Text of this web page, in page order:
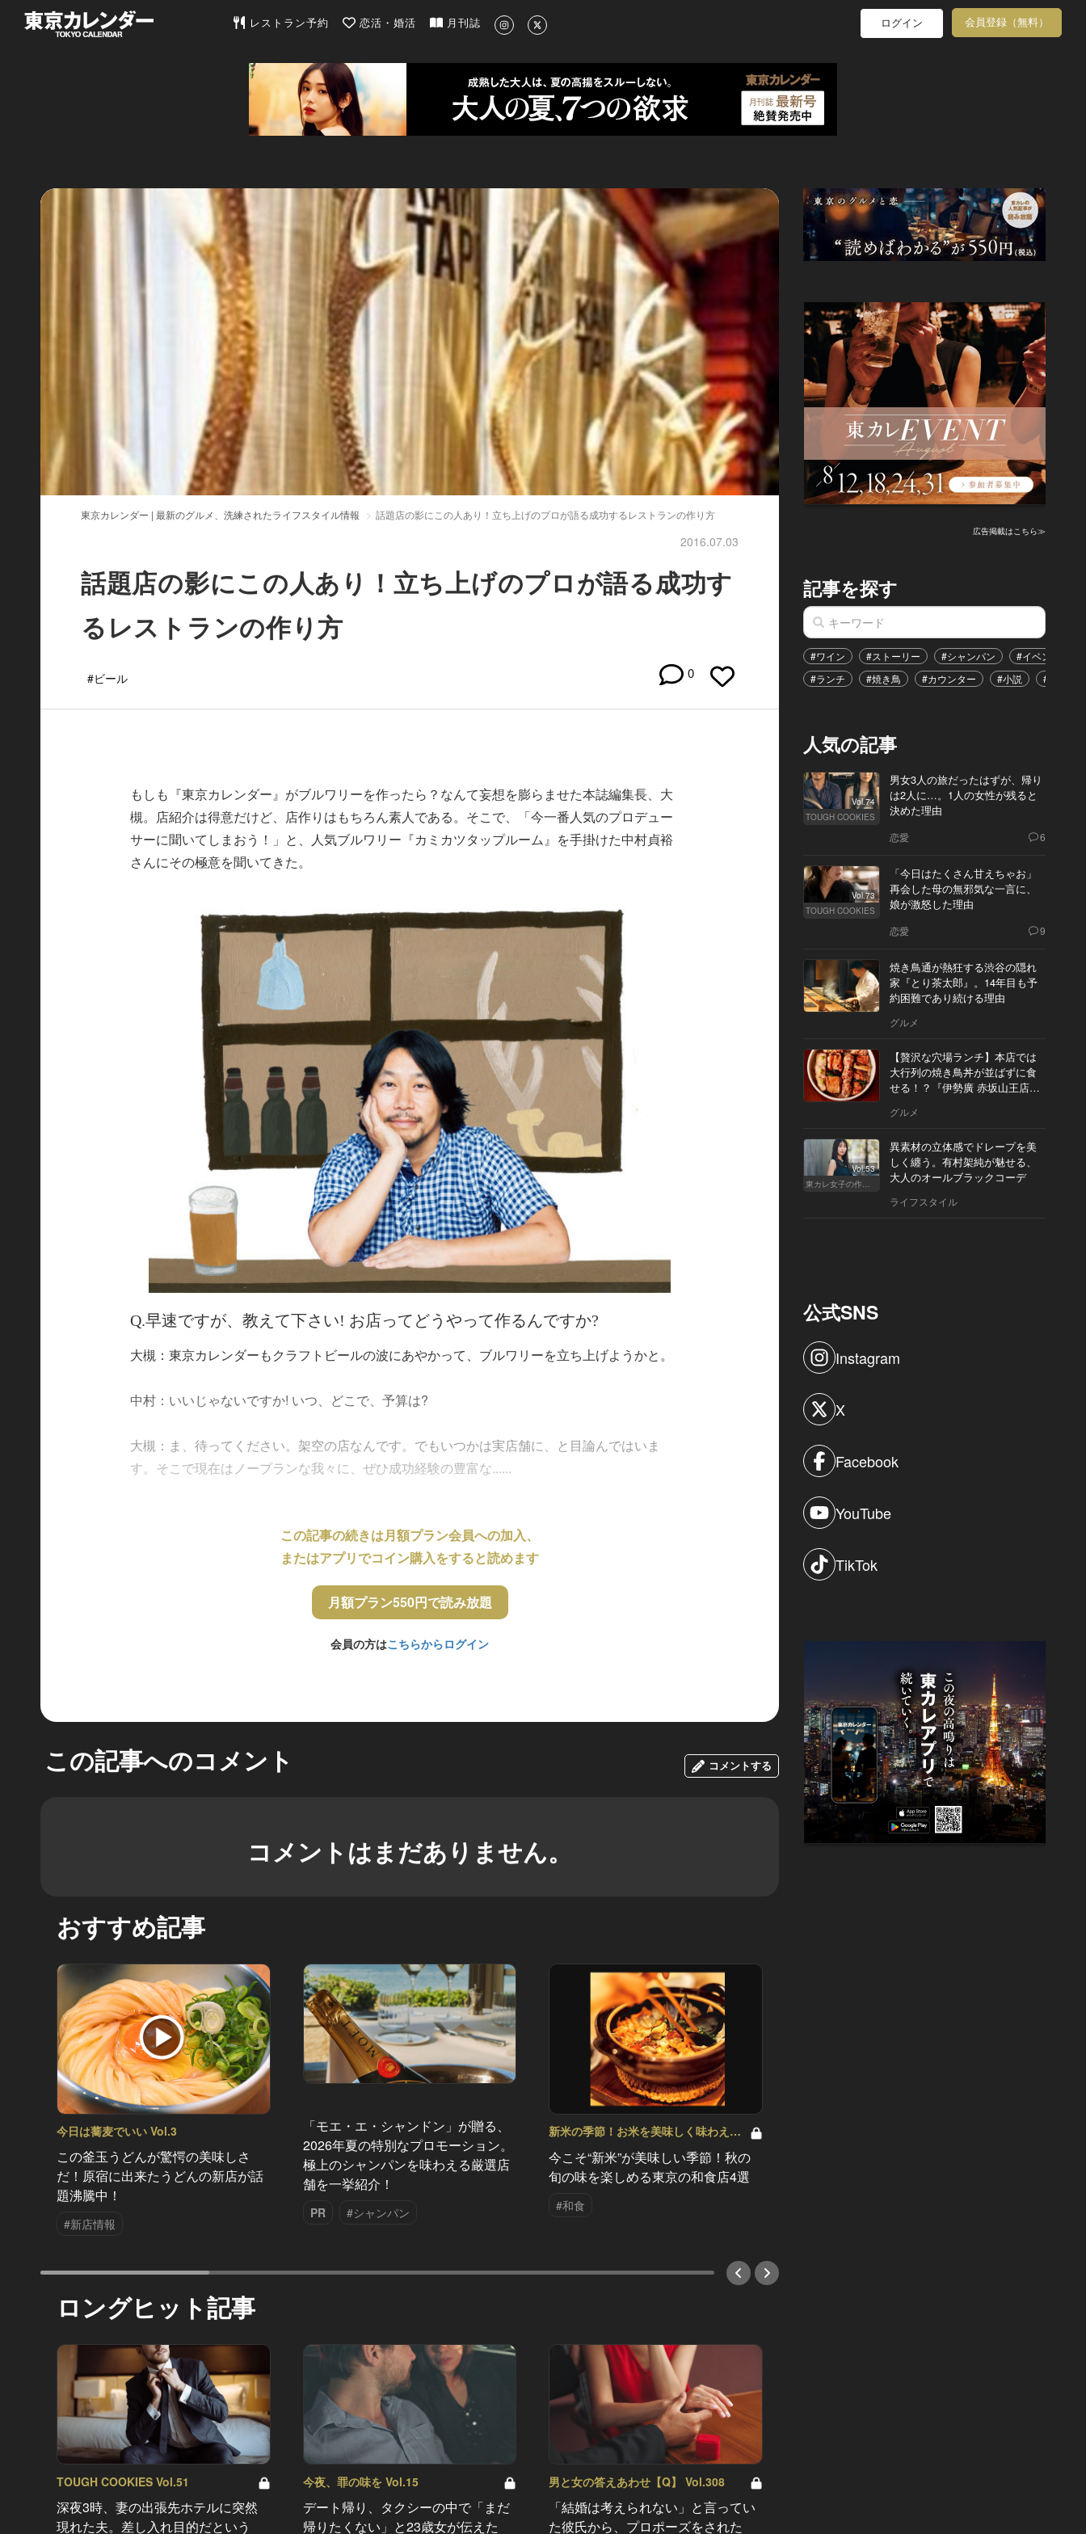
東京カレンダー | 最新のグルメ、洗練されたライフスタイル情報
レストラン予約 恋活・婚活 月刊誌 ログイン 会員登録（無料）
東京カレンダー | 最新のグルメ、洗練されたライフスタイル情報 話題店の影にこの人あり！立ち上げのプロが語る成功するレストランの作り方
2016.07.03
話題店の影にこの人あり！立ち上げのプロが語る成功す
るレストランの作り方
#ビール 0
もしも『東京カレンダー』がブルワリーを作ったら？なんて妄想を膨らませた本誌編集長、大
槻。店紹介は得意だけど、店作りはもちろん素人である。そこで、「今一番人気のプロデュー
サーに聞いてしまおう！」と、人気ブルワリー『カミカツタップルーム』を手掛けた中村貞裕
さんにその極意を聞いてきた。
Q.早速ですが、教えて下さい! お店ってどうやって作るんですか?
大槻：東京カレンダーもクラフトビールの波にあやかって、ブルワリーを立ち上げようかと。
中村：いいじゃないですか! いつ、どこで、予算は?
大槻：ま、待ってください。架空の店なんです。でもいつかは実店舗に、と目論んではいま
す。そこで現在はノープランな我々に、ぜひ成功経験の豊富な......
この記事の続きは月額プラン会員への加入、
またはアプリでコイン購入をすると読めます
月額プラン550円で読み放題
会員の方はこちらからログイン
この記事へのコメント コメントする
コメントはまだありません。
おすすめ記事
今日は蕎麦でいい Vol.3
この釜玉うどんが驚愕の美味しさ
だ！原宿に出来たうどんの新店が話
題沸騰中！
#新店情報
「モエ・エ・シャンドン」が贈る、
2026年夏の特別なプロモーション。
極上のシャンパンを味わえる厳選店
舗を一挙紹介！
PR #シャンパン
新米の季節！お米を美味しく味わえる
和食店 Vol.6
今こそ“新米”が美味しい季節！秋の
旬の味を楽しめる東京の和食店4選
#和食
ロングヒット記事
TOUGH COOKIES Vol.51
深夜3時、妻の出張先ホテルに突然
現れた夫。差し入れ目的だという
今夜、罪の味を Vol.15
デート帰り、タクシーの中で「まだ
帰りたくない」と23歳女が伝えた
男と女の答えあわせ【Q】 Vol.308
「結婚は考えられない」と言ってい
た彼氏から、プロポーズをされた
広告掲載はこちら≫
記事を探す
#ワイン #ストーリー #シャンパン #イベント
#ランチ
#焼き鳥 #カウンター #小説 #恋愛
人気の記事
Vol.74
TOUGH COOKIES
男女3人の旅だったはずが、帰り
は2人に…。1人の女性が残ると
決めた理由
恋愛 6
Vol.73
TOUGH COOKIES
「今日はたくさん甘えちゃお」
再会した母の無邪気な一言に、
娘が激怒した理由
恋愛 9
焼き鳥通が熱狂する渋谷の隠れ
家『とり茶太郎』。14年目も予
約困難であり続ける理由
グルメ
【贅沢な穴場ランチ】本店では
大行列の焼き鳥丼が並ばずに食
せる！？『伊勢廣 赤坂山王店』
グルメ
Vol.53
東カレ女子の作り方
異素材の立体感でドレープを美
しく纏う。有村架純が魅せる、
大人のオールブラックコーデ
ライフスタイル
公式SNS
Instagram
X
Facebook
YouTube
TikTok